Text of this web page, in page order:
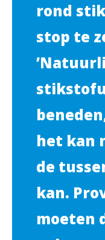
rond
stop te
het kan
de
kan.
moeten